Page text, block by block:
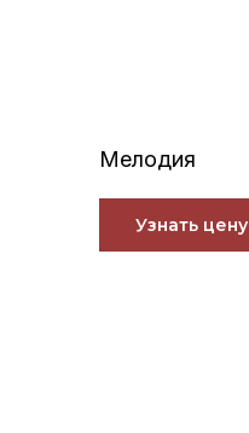
Мелодия
Узнать цену